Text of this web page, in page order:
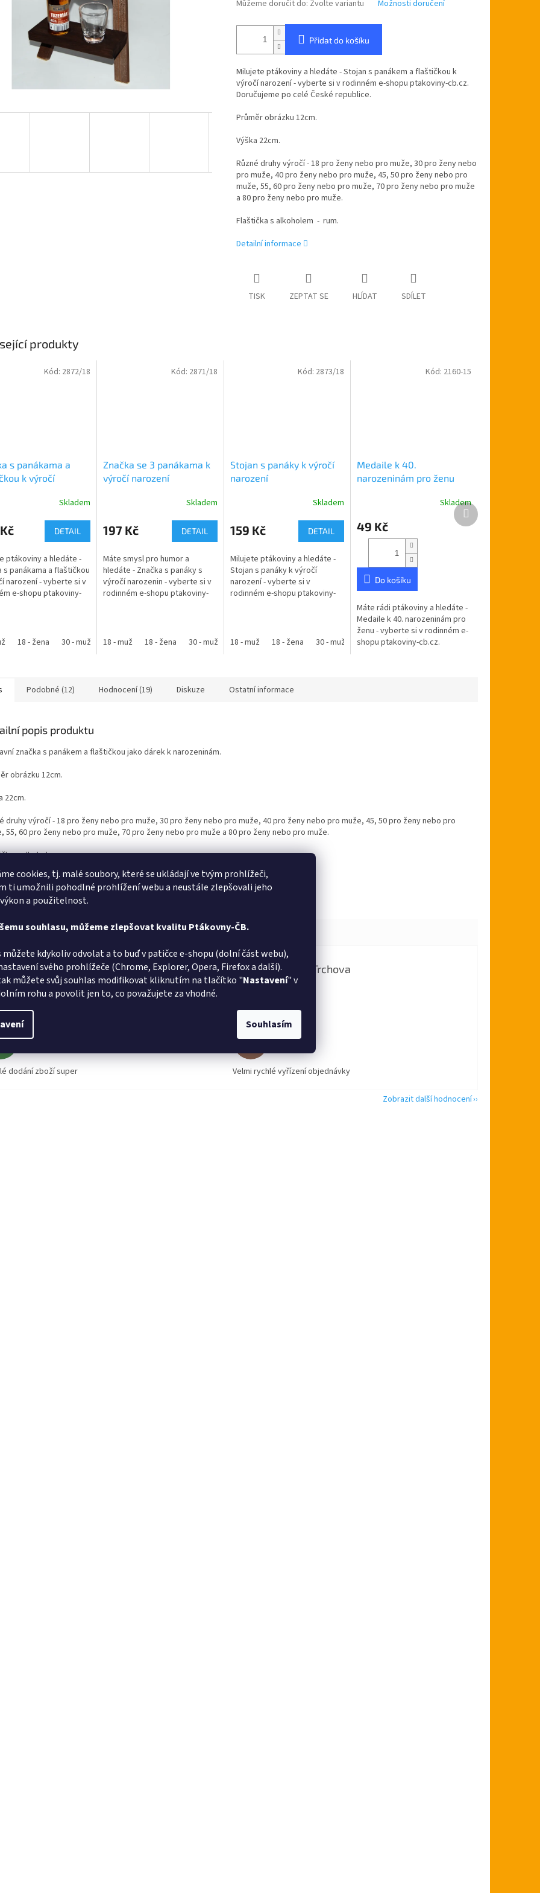
cookies, tj. malé soubory, které se ukládají ve tvým prohlížeči,
ti umožnili pohodlné prohlížení webu a neustále zlepšovali jeho
a použitelnost.
souhlasu, můžeme zlepšovat kvalitu Ptákovny-ČB.
můžete kdykoliv odvolat a to buď v patičce e-shopu (dolní část webu),
svého prohlížeče (Chrome, Explorer, Opera, Firefox a další).
můžete svůj souhlas modifikovat kliknutím na tlačítko "Nastavení" v
rohu a povolit jen to, co považujete za vhodné.
Souhlasím
Můžeme doručit do: Zvolte variantu Možnosti doručení
Přidat do košíku
Milujete ptákoviny a hledáte - Stojan s panákem a flaštičkou k
výročí narození - vyberte si v rodinném e-shopu ptakoviny-cb.cz.
Doručujeme po celé České republice.
Průměr obrázku 12cm.
Výška 22cm.
Různé druhy výročí - 18 pro ženy nebo pro muže, 30 pro ženy nebo
pro muže, 40 pro ženy nebo pro muže, 45, 50 pro ženy nebo pro
muže, 55, 60pro ženy nebo pro muže, 70 pro ženy nebo pro muže
a 80 pro ženy nebo pro muže.
Flaštička s alkoholem - rum.
Detailní informace
TISK ZEPTAT SE HLÍDAT SDÍLET
produkty
s panákama a
k výročí
Skladem
DETAIL
ptákoviny a hledáte -
s panákama a flaštičkou
narození - vyberte si v
e-shopu ptakoviny-
18 - žena 30 - muž 30 - žena 40 - muž 40 - žena 45 50 - muž 50 - žena 55 60- muž 60 -žena
Kód: 2872/18
Značka se 3 panákama k
výročí narození
produktu
je
z
5
hvězdiček.
Skladem
197 Kč DETAIL
Máte smysl pro humor a
hledáte - Značka s panáky s
výročí narozenin - vyberte si v
rodinném e-shopu ptakoviny-
18 - muž
18 - žena 30 - muž 30 - žena 40 - muž 40 - žena 45 50 - muž 50 - žena
Kód: 2871/18
Stojan s panáky k výročí
narození
produktu
je
z
5
hvězdiček.
Skladem
159 Kč DETAIL
Milujete ptákoviny a hledáte -
Stojan s panáky k výročí
narození - vyberte si v
rodinném e-shopu ptakoviny-
18 - muž
18 - žena 30 - muž 30 - žena 40 - muž
Kód: 2873/18
Medaile k 40.
narozeninám pro ženu
produktu
hvězdiček.
Skladem
49 Kč
Do košíku
Máte rádi ptákoviny a hledáte -
Medaile k 40. narozeninám pro
ženu - vyberte si v rodinném e-
shopu ptakoviny-cb.cz.
Kód: 2160-15
Další
produkt
Podobné (12) Hodnocení (19) Diskuze Ostatní informace
popis produktu
značka s panákem a flaštičkou jako dárek k narozeninám.
obrázku 12cm.
22cm.
druhy výročí - 18 pro ženy nebo pro muže, 30 pro ženy nebo pro muže, 40 pro ženy nebo pro muže, 45, 50 pro ženy nebo pro
55, 60pro ženy nebo pro muže, 70 pro ženy nebo pro muže a 80 pro ženy nebo pro muže.
s alkoholem - rum.
dekorace pro vaše milované.
Marta Sládková
Hodnocení obchodu je 5 z 5 hvězdiček.
6.8.2026
AT Alena Trchova
Hodnocení obchodu je 5 z 5 hvězdiček.
5.8.2026
Jiří Zalaba
1.8.2026
dodání zboží super
L Lída
Hodnocení obchodu je 5 z 5 hvězdiček.
31.7.2026
Velmi rychlé vyřízení objednávky
Zobrazit další hodnocení